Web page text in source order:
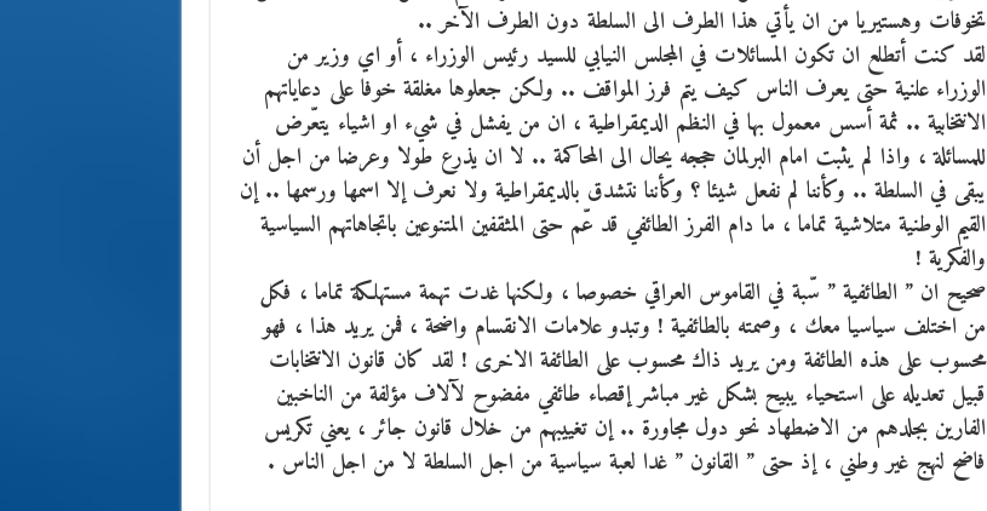
تخوفات وهستيريا من ان يأتي هذا الطرف الى السلطة دون الطرف الآخر ..
لقد كنت أتطلع ان تكون المسائلات في المجلس النيابي للسيد رئيس الوزراء ، أو اي وزير من
الوزراء علنية حتى يعرف الناس كيف يتم فرز المواقف .. ولكن جعلوها مغلقة خوفا على دعاياتهم
الانتخابية .. ثمة أسس معمول بها في النظم الديمقراطية ، ان من يفشل في شيء او اشياء يتعّرض
للمسائلة ، واذا لم يثبت امام البرلمان حججه يحال الى المحاكمة .. لا ان يذرع طولا وعرضا من اجل أن
يبقى في السلطة .. وكأننا لم نفعل شيئا ؟ وكأننا نتشدق بالديمقراطية ولا نعرف إلا اسمها ورسمها .. إن
القيم الوطنية متلاشية تماما ، ما دام الفرز الطائفي قد عّم حتى المثقفين المتنوعين باتجاهاتهم السياسية
والفكرية !
صحيح ان ” الطائفية ” سّبة في القاموس العراقي خصوصا ، ولكنها غدت تهمة مستهلكة تماما ، فكل
من اختلف سياسيا معك ، وصمته بالطائفية ! وتبدو علامات الانقسام واضحة ، فمن يريد هذا ، فهو
محسوب على هذه الطائفة ومن يريد ذاك محسوب على الطائفة الاخرى ! لقد كان قانون الانتخابات
قبيل تعديله على استحياء يبيح بشكل غير مباشر إقصاء طائفي مفضوح لآلاف مؤلفة من الناخبين
الفارين بجلدهم من الاضطهاد نحو دول مجاورة .. إن تغييبهم من خلال قانون جائر ، يعني تكريس
فاضح لنهج غير وطني ، إذ حتى ” القانون ” غدا لعبة سياسية من اجل السلطة لا من اجل الناس .